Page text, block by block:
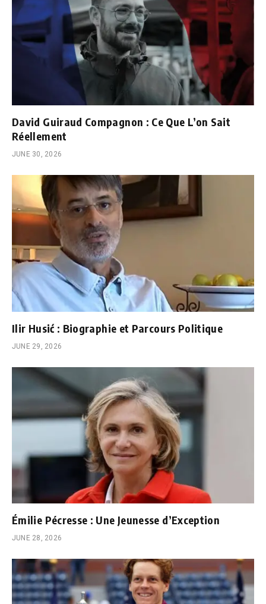
David Guiraud Compagnon : Ce Que L’on Sait
Réellement
JUNE 30, 2026
Ilir Husić : Biographie et Parcours Politique
JUNE 29, 2026
Émilie Pécresse : Une Jeunesse d’Exception
JUNE 28, 2026